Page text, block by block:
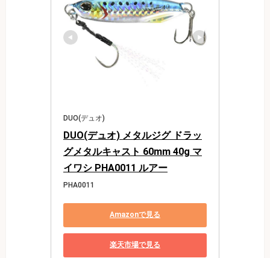
DUO(デュオ)
DUO(デュオ) メタルジグ ドラッ
グメタルキャスト 60mm 40g マ
イワシ PHA0011 ルアー
PHA0011
Amazonで見る
楽天市場で見る